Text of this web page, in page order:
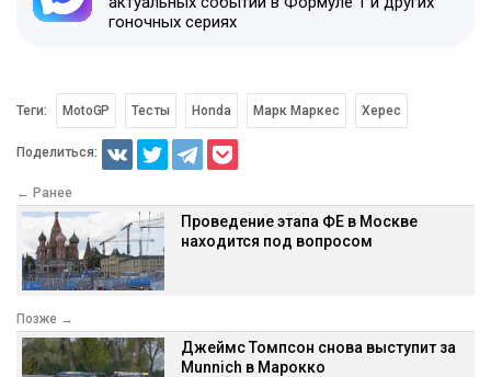
гоночных сериях
Теги: MotoGP Тесты Honda Марк Маркес Херес
Поделиться:
← Ранее
Проведение этапа ФЕ в Москве
находится под вопросом
Позже →
Джеймс Томпсон снова выступит за
Munnich в Марокко